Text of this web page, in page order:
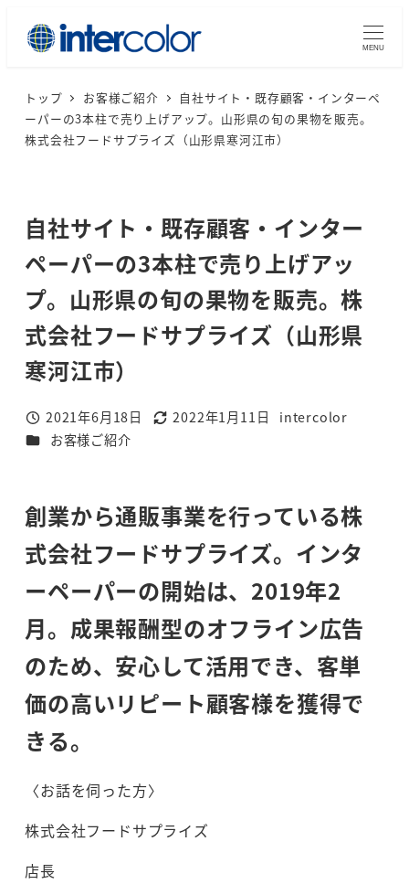
MENU
トップ お客様ご紹介
自社サイト・既存顧客・インターペ
ーパーの3本柱で売り上げアップ。山形県の旬の果物を販売。
株式会社フードサプライズ（山形県寒河江市）
自社サイト・既存顧客・インター
ペーパーの3本柱で売り上げアッ
プ。山形県の旬の果物を販売。株
式会社フードサプライズ（山形県
寒河江市）
投稿日
2021年6月18日
更新日
2022年1月11日
著
intercolor
カテゴリー
お客様ご紹介
創業から通販事業を行っている株
式会社フードサプライズ。インタ
ーペーパーの開始は、2019年2
月。成果報酬型のオフライン広告
のため、安心して活用でき、客単
価の高いリピート顧客様を獲得で
きる。
〈お話を伺った方〉
株式会社フードサプライズ
店長